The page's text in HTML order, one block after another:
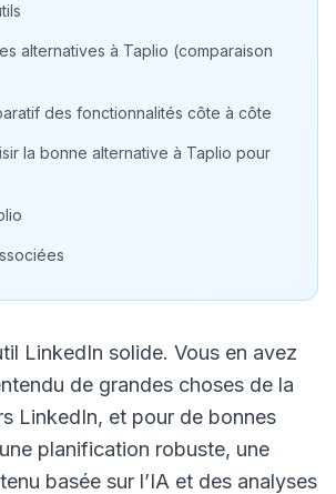
alternatives à Taplio (comparaison
des fonctionnalités côte à côte
la bonne alternative à Taplio pour
LinkedIn solide. Vous en avez
de grandes choses de la
LinkedIn, et pour de bonnes
planification robuste, une
basée sur l’IA et des analyses